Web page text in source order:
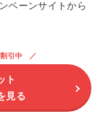
ペーンサイトから
引中
ト
見る